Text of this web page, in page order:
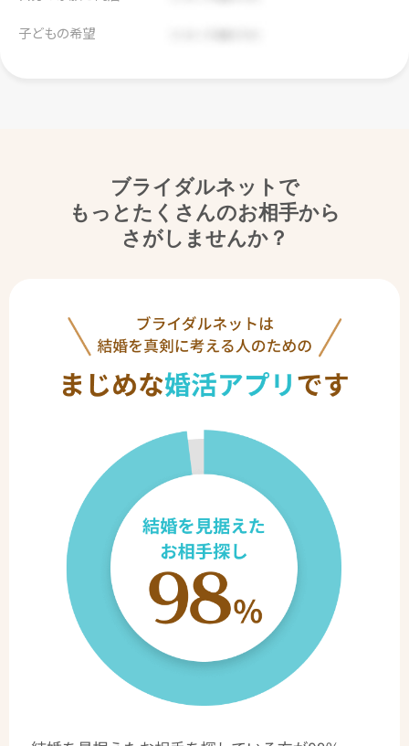
子どもの希望
ブライダルネットで
もっとたくさんのお相手から
さがしませんか？